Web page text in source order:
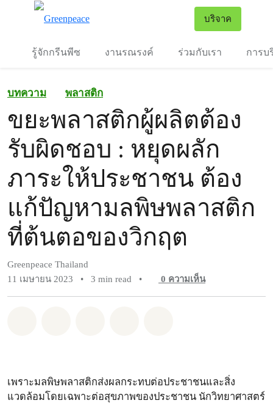
บริจาค
รู้จักกรีนพีซ งานรณรงค์ ร่วมกับเรา การบ
บทความ พลาสติก
ขยะพลาสติกผู้ผลิตต้อง
รับผิดชอบ : หยุดผลัก
ภาระให้ประชาชน ต้อง
แก้ปัญหามลพิษพลาสติก
ที่ต้นตอของวิกฤต
Greenpeace Thailand
11 เมษายน 2023
• 3 min read • 0 ความเห็น
เพราะมลพิษพลาสติกส่งผลกระทบต่อประชาชนและสิ่ง
แวดล้อมโดยเฉพาะต่อสุขภาพของประชาชน นักวิทยาศาสตร์